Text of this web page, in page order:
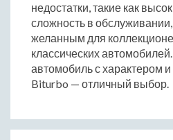
недостатки, такие как
сложность в обслуживании,
желанным для
классических
автомобиль с характером
Biturbo — отличный выбор.